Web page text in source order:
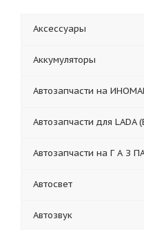
Аксессуары
Аккумуляторы
Автозапчасти на
Автозапчасти для LADA
Автозапчасти на Г А З
Автосвет
Автозвук